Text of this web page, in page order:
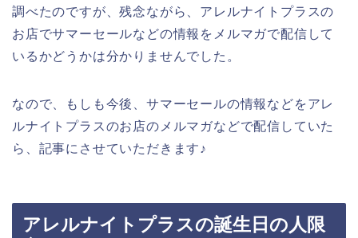
調べたのですが、残念ながら、アレルナイトプラスの
お店でサマーセールなどの情報をメルマガで配信して
いるかどうかは分かりませんでした。
なので、もしも今後、サマーセールの情報などをアレ
ルナイトプラスのお店のメルマガなどで配信していた
ら、記事にさせていただきます♪
アレルナイトプラスの誕生日の人限